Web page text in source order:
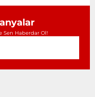
Sen Haberdar Ol!